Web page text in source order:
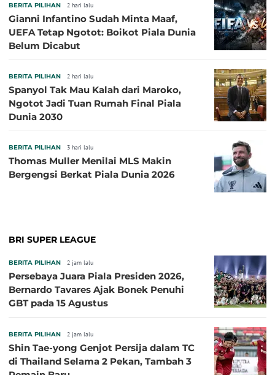
BERITA PILIHAN 2 hari lalu
Gianni Infantino Sudah Minta Maaf,
UEFA Tetap Ngotot: Boikot Piala Dunia
Belum Dicabut
BERITA PILIHAN 2 hari lalu
Spanyol Tak Mau Kalah dari Maroko,
Ngotot Jadi Tuan Rumah Final Piala
Dunia 2030
BERITA PILIHAN 3 hari lalu
Thomas Muller Menilai MLS Makin
Bergengsi Berkat Piala Dunia 2026
BRI SUPER LEAGUE
BERITA PILIHAN 2 jam lalu
Persebaya Juara Piala Presiden 2026,
Bernardo Tavares Ajak Bonek Penuhi
GBT pada 15 Agustus
BERITA PILIHAN 2 jam lalu
Shin Tae-yong Genjot Persija dalam TC
di Thailand Selama 2 Pekan, Tambah 3